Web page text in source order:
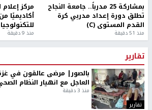
بمشاركة 25 مدرباً.. جامعة النجاح
تطلق دورة إعداد مدربي كرة
القدم المستوى (C)
منذ 51 دقيقة
مركز
أكاديميًا
منذ 9 دقيقة
تقارير
تقارير
بالصور| مرضى عالقون في
العاجل مع انهيار النظام
منذ 3 دقيقة